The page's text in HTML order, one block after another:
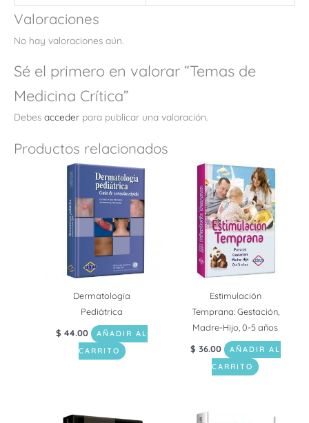
Valoraciones
No hay valoraciones aún.
Sé el primero en valorar “Temas de
Medicina Crítica”
Debes acceder para publicar una valoración.
Productos relacionados
Dermatología
Pediátrica
$ 44.00
AÑADIR AL
CARRITO
Estimulación
Temprana: Gestación,
Madre-Hijo, 0-5 años
$ 36.00
AÑADIR AL
CARRITO